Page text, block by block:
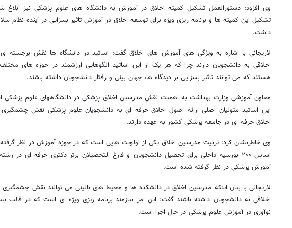
وی افزود: دستورالعمل تشکیل کمیته اخلاق در آموزش به دانشگاه های علوم پزشکی نیز
تشکیل این کمیته ها و برنامه ریزی ویژه برای توسعه اخلاق در آموزش تاثیر بسزایی در آینده نظام
داشت.
لاریجانی با اشاره به ویژگی های آموزش های اخلاق گفت: اساتید در دانشگاه ها نقش برجسته
اخلاقی به دانشجویان دارند چرا که هر یک از این اساتید الگوهایی ارزشمند در حوزه های
هستند که می توانند تاثیر بسزایی بر دیدگاه ها، جهان بینی و رفتار دانشجویان داشته باشند.
معاون آموزشی وزارت بهداشت به اهمیت نقش مدرسین اخلاق پزشکی در دانشگاههای علوم پزشکی
این اساتید متولیان اصلی ارائه اصول اخلاق حرفه ای به دانشجویان علوم پزشکی نقش چشمگیری
اخلاق حرفه ای در جامعه پزشکی کشور به عهده دارند.
وی خاطرنشان کرد: تربیت مدرسین اخلاق یکی از اولویت هایی است که در حوزه آموزش در نظر
اساس ۲۰۰ بورسیه داخلی برای تحصیل دانشجویان و فارغ التحصیلان برتر دکتری حرفه ای در
آموزش پزشکی در نظر گرفته شده است.
لاریجانی با بیان اینکه مدرسین اخلاق در دانشکده ها و محیط های بالینی می توانند نقش چشمگیری
اخلاقی به دانشجویان داشته باشند گفت: این امر نیازمند برنامه ریزی ویژه ای است که در
نوآوری در آموزش علوم پزشکی در حال اجرا است.